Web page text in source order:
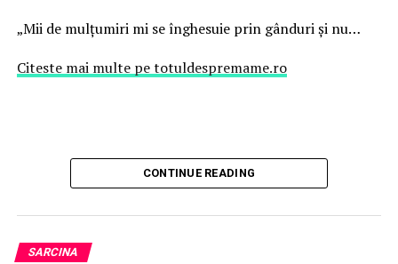
„Mii de mulțumiri mi se înghesuie prin gânduri și nu…
Citeste mai multe pe totuldespremame.ro
CONTINUE READING
SARCINA